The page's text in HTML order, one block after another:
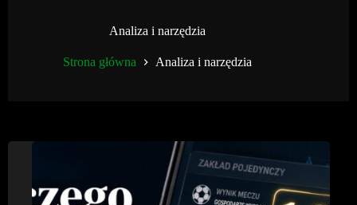
Analiza i narzędzia
Strona główna Analiza i narzędzia